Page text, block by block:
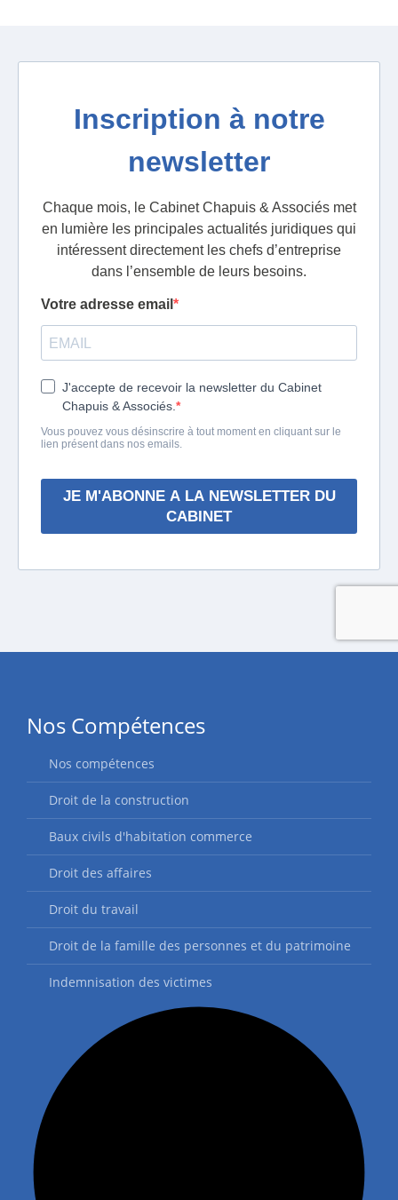
Nos Compétences
Nos compétences
Droit de la construction
Baux civils d'habitation commerce
Droit des affaires
Droit du travail
Droit de la famille des personnes et du patrimoine
Indemnisation des victimes